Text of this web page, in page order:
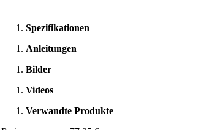
Spezifikationen
Anleitungen
Bilder
Videos
Verwandte Produkte